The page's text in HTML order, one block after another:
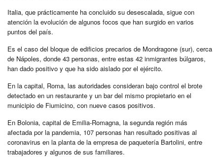
Italia, que prácticamente ha concluido su desescalada, sigue con
atención la evolución de algunos focos que han surgido en varios
puntos del país.
Es el caso del bloque de edificios precarios de Mondragone (sur), cerca
de Nápoles, donde 43 personas, entre estas 42 inmigrantes búlgaros,
han dado positivo y que ha sido aislado por el ejército.
En la capital, Roma, las autoridades consideran bajo control el brote
detectado en un restaurante y un bar del mismo propietario en el
municipio de Fiumicino, con nueve casos positivos.
En Bolonia, capital de Emilia-Romagna, la segunda región más
afectada por la pandemia, 107 personas han resultado positivas al
coronavirus en la planta de la empresa de paquetería Bartolini, entre
trabajadores y algunos de sus familiares.